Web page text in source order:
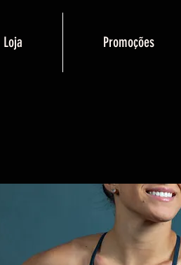
Loja Promoções